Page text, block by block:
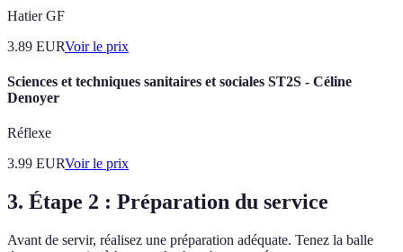
Hatier GF
3.89 EURVoir le prix
Sciences et techniques sanitaires et sociales ST2S - Céline
Denoyer
Réflexe
3.99 EURVoir le prix
3. Étape 2 : Préparation du service
Avant de servir, réalisez une préparation adéquate. Tenez la balle